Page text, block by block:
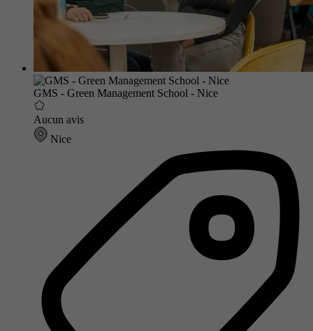
GMS - Green Management School - Nice
Aucun avis
Nice